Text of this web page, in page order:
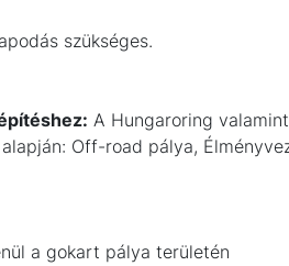
szükséges.
A Hungaroring
Off-road pálya,
a gokart pálya területén